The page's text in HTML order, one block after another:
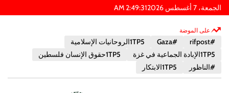
ن
الجمعة، 7 أغسطس 2026 2:49:31
AM
على الموضة
#rifpost
#Gaza
1TP5الروحانيات الإسلامية
1TP5الإبادة الجماعية في غزة
1TP5حقوق الإنسان فلسطين
#الناظور
1TP5الابتكار